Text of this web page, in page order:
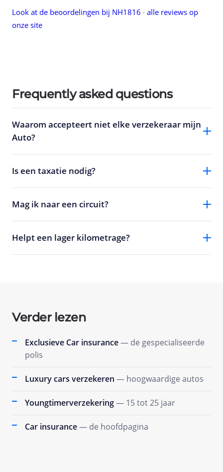
Look at de beoordelingen bij NH1816 · alle reviews op
onze site
Frequently asked questions
Waarom accepteert niet elke verzekeraar mijn
Auto?
Is een taxatie nodig?
Mag ik naar een circuit?
Helpt een lager kilometrage?
Verder lezen
Exclusieve Car insurance— de gespecialiseerde
polis
Luxury cars verzekeren — hoogwaardige autos
Youngtimerverzekering— 15 tot 25 jaar
Car insurance— de hoofdpagina